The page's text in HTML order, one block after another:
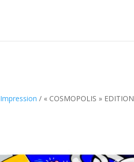
Impression / « COSMOPOLIS » EDITION